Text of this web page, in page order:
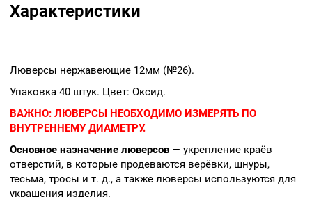
Характеристики
Люверсы нержавеющие 12мм (№26).
Упаковка 40 штук. Цвет: Оксид.
ВАЖНО: ЛЮВЕРСЫ НЕОБХОДИМО ИЗМЕРЯТЬ ПО
ВНУТРЕННЕМУ ДИАМЕТРУ.
Основное назначение люверсов — укрепление краёв
отверстий, в которые продеваются верёвки, шнуры,
тесьма, тросы и т. д., а также люверсы используются для
украшения изделия.